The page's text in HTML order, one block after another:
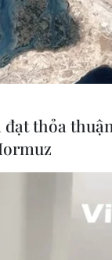
người tử vong,
trò "bác sỹ hề"
phục hồi tâm lý
Phi tăng cường
Ebola
thỏa